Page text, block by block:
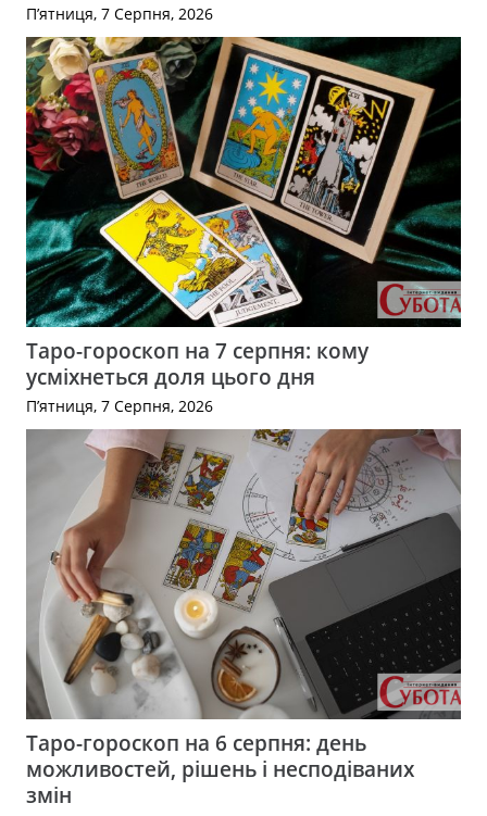
П’ятниця, 7 Серпня, 2026
Таро-гороскоп на 7 серпня: кому
усміхнеться доля цього дня
П’ятниця, 7 Серпня, 2026
Таро-гороскоп на 6 серпня: день
можливостей, рішень і несподіваних
змін